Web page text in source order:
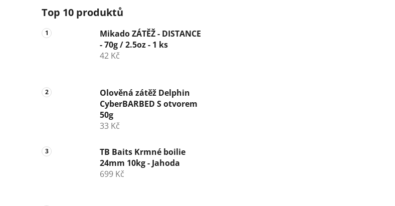
Top 10 produktů
Mikado ZÁTĚŽ - DISTANCE
- 70g / 2.5oz - 1 ks
42 Kč
Olověná zátěž Delphin
CyberBARBED S otvorem
50g
33 Kč
TB Baits Krmné boilie
24mm 10kg - Jahoda
699 Kč